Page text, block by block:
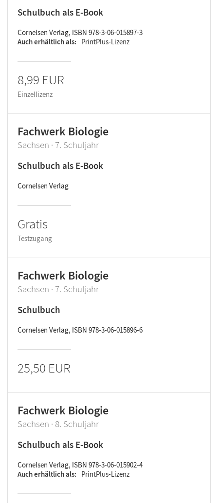
Schulbuch als E-Book
Cornelsen Verlag, ISBN 978-3-06-015897-3
Auch erhältlich als
PrintPlus-Lizenz
8,99 EUR
Einzellizenz
Fachwerk Biologie
Sachsen · 7. Schuljahr
Schulbuch als E-Book
Cornelsen Verlag
Gratis
Testzugang
Fachwerk Biologie
Sachsen · 7. Schuljahr
Schulbuch
Cornelsen Verlag, ISBN 978-3-06-015896-6
25,50 EUR
Fachwerk Biologie
Sachsen · 8. Schuljahr
Schulbuch als E-Book
Cornelsen Verlag, ISBN 978-3-06-015902-4
Auch erhältlich als
PrintPlus-Lizenz